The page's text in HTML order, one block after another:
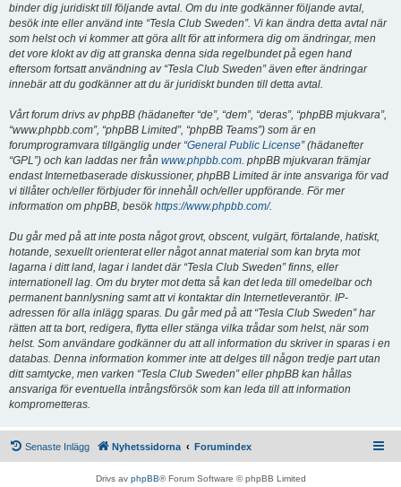
binder dig juridiskt till följande avtal. Om du inte godkänner följande avtal,
besök inte eller använd inte “Tesla Club Sweden”. Vi kan ändra detta avtal när
som helst och vi kommer att göra allt för att informera dig om ändringar, men
det vore klokt av dig att granska denna sida regelbundet på egen hand
eftersom fortsatt användning av “Tesla Club Sweden” även efter ändringar
innebär att du godkänner att du är juridiskt bunden till detta avtal.
Vårt forum drivs av phpBB (hädanefter “de”, “dem”, “deras”, “phpBB mjukvara”,
“www.phpbb.com”, “phpBB Limited”, “phpBB Teams”) som är en
forumprogramvara tillgänglig under “General Public License” (hädanefter
“GPL”) och kan laddas ner från www.phpbb.com. phpBB mjukvaran främjar
endast Internetbaserade diskussioner, phpBB Limited är inte ansvariga för vad
vi tillåter och/eller förbjuder för innehåll och/eller uppförande. För mer
information om phpBB, besökhttps://www.phpbb.com/.
Du går med på att inte posta något grovt, obscent, vulgärt, förtalande, hatiskt,
hotande, sexuellt orienterat eller något annat material som kan bryta mot
lagarna i ditt land, lagar i landet där “Tesla Club Sweden” finns, eller
internationell lag. Om du bryter mot detta så kan det leda till omedelbar och
permanent bannlysning samt att vi kontaktar din Internetleverantör. IP-
adressen för alla inlägg sparas. Du går med på att “Tesla Club Sweden” har
rätten att ta bort, redigera, flytta eller stänga vilka trådar som helst, när som
helst. Som användare godkänner du att all information du skriver in sparas i en
databas. Denna information kommer inte att delges till någon tredje part utan
ditt samtycke, men varken “Tesla Club Sweden” eller phpBB kan hållas
ansvariga för eventuella intrångsförsök som kan leda till att information
komprometteras.
Senaste Inlägg Nyhetssidorna Forumindex
Drivs av phpBB® Forum Software © phpBB Limited